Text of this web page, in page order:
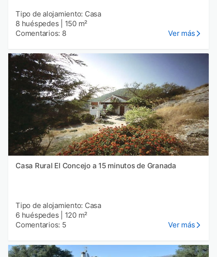
Tipo de alojamiento: Casa
8 huéspedes
150 m²
Comentarios: 8
Ver más
Casa Rural El Concejo a 15 minutos de Granada
Tipo de alojamiento: Casa
6 huéspedes
120 m²
Comentarios: 5
Ver más